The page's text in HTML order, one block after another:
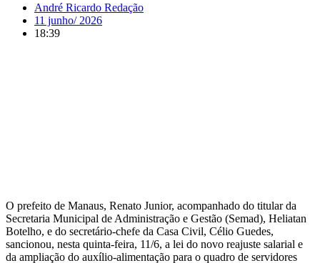
André Ricardo Redação
11 junho/ 2026
18:39
O prefeito de Manaus, Renato Junior, acompanhado do titular da
Secretaria Municipal de Administração e Gestão (Semad), Heliatan
Botelho, e do secretário-chefe da Casa Civil, Célio Guedes,
sancionou, nesta quinta-feira, 11/6, a lei do novo reajuste salarial e
da ampliação do auxílio-alimentação para o quadro de servidores